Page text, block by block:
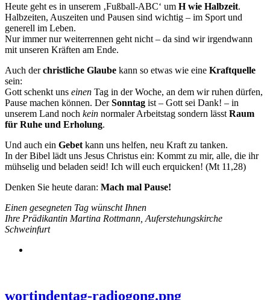
Heute geht es in unserem ‚Fußball-ABC‘ um H wie Halbzeit.
Halbzeiten, Auszeiten und Pausen sind wichtig – im Sport und
generell im Leben.
Nur immer nur weiterrennen geht nicht – da sind wir irgendwann
mit unseren Kräften am Ende.
Auch derchristliche Glaube kann so etwas wie eine Kraftquelle
sein:
Gott schenkt uns einen Tag in der Woche, an dem wir ruhen dürfen,
Pause machen können. DerSonntag ist – Gott sei Dank! – in
unserem Land noch kein normaler Arbeitstag sondern lässt Raum
für Ruhe und Erholung.
Und auch ein Gebet kann uns helfen, neu Kraft zu tanken.
In der Bibel lädt uns Jesus Christus ein: Kommt zu mir, alle, die ihr
mühselig und beladen seid! Ich will euch erquicken! (Mt 11,28)
Denken Sie heute daran: Mach mal Pause!
Einen gesegneten Tag wünscht Ihnen
Ihre Prädikantin Martina Rottmann, Auferstehungskirche
Schweinfurt
wortindentag-radiogong.png